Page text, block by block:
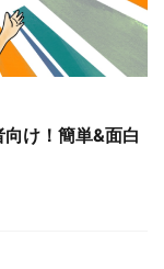
け！簡単&面白